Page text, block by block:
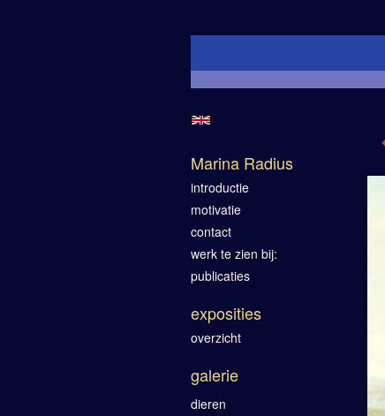
Marina Radius
introductie
motivatie
contact
werk te zien bij:
publicaties
exposities
overzicht
galerie
dieren